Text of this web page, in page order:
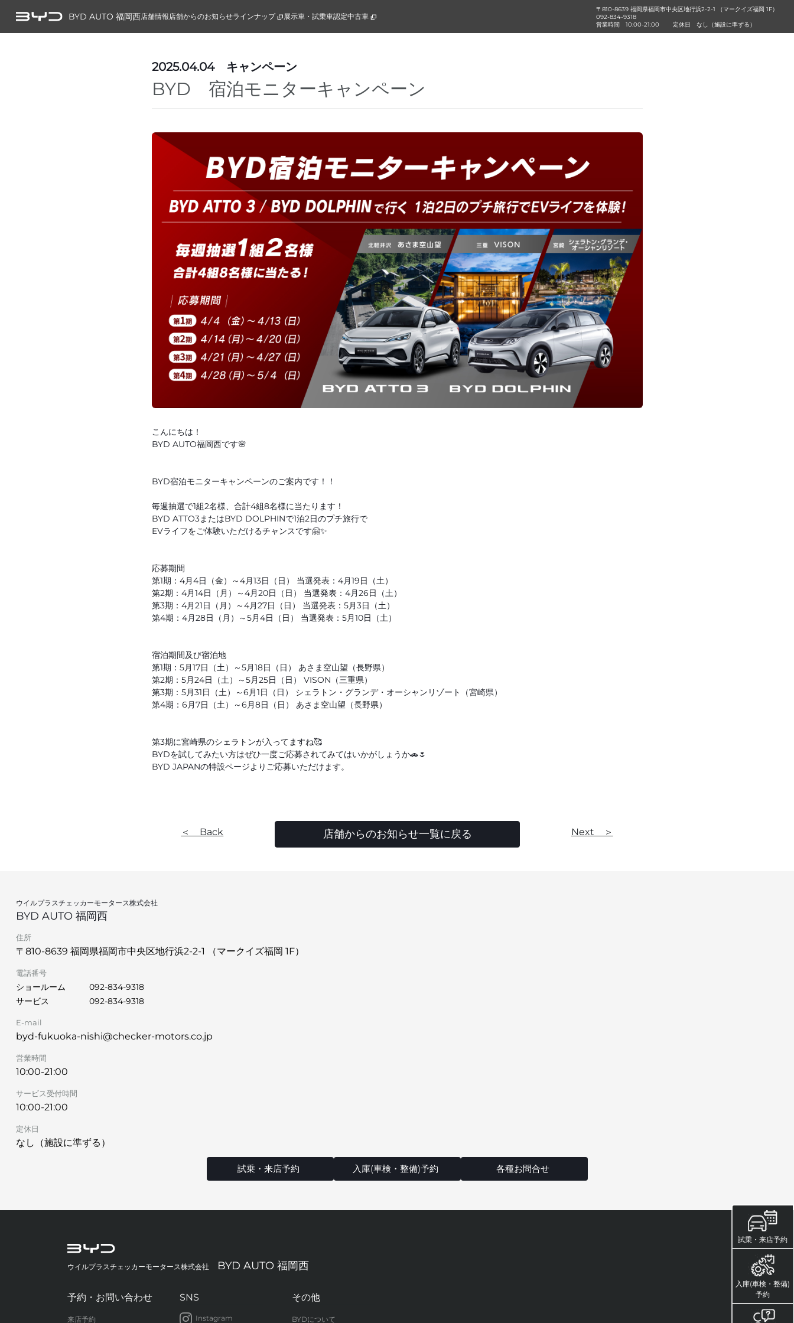
BYD AUTO 福岡西店舗情報店舗からのお知らせラインナップ 展示車・試乗車認定中古車
〒810-8639 福岡県福岡市中央区地行浜2-2-1 （マークイズ福岡 1F）
092-834-9318
営業時間
10:00-21:00 定休日 なし（施設に準ずる）
試乗・来店予約
入庫(車検・整備)
予約
2025.04.04 キャンペーン
BYD 宿泊モニターキャンペーン
こんにちは！
BYD AUTO福岡西です🌸
BYD宿泊モニターキャンペーンのご案内です！！
毎週抽選で1組2名様、合計4組8名様に当たります！
BYD ATTO3またはBYD DOLPHINで1泊2日のプチ旅行で
EVライフをご体験いただけるチャンスです🤗✨
応募期間
第1期：4月4日（金）～4月13日（日） 当選発表：4月19日（土）
第2期：4月14日（月）～4月20日（日） 当選発表：4月26日（土）
第3期：4月21日（月）～4月27日（日） 当選発表：5月3日（土）
第4期：4月28日（月）～5月4日（日） 当選発表：5月10日（土）
宿泊期間及び宿泊地
第1期：5月17日（土）～5月18日（日） あさま空山望（長野県）
第2期：5月24日（土）～5月25日（日） VISON（三重県）
第3期：5月31日（土）～6月1日（日） シェラトン・グランデ・オーシャンリゾート（宮崎県）
第4期：6月7日（土）～6月8日（日） あさま空山望（長野県）
第3期に宮崎県のシェラトンが入ってますね🥰
BYDを試してみたい方はぜひ一度ご応募されてみてはいかがしょうか🚗🌷
BYD JAPANの特設ページよりご応募いただけます。
＜ Back 店舗からのお知らせ一覧に戻る Next ＞
ウイルプラスチェッカーモータース株式会社
BYD AUTO 福岡西
住所
〒810-8639 福岡県福岡市中央区地行浜2-2-1 （マークイズ福岡 1F）
電話番号
ショールーム
092-834-9318
サービス
092-834-9318
E-mail
byd-fukuoka-nishi@checker-motors.co.jp
営業時間
10:00-21:00
サービス受付時間
10:00-21:00
定休日
なし（施設に準ずる）
試乗・来店予約 入庫(車検・整備)予約 各種お問合せ
ウイルプラスチェッカーモータース株式会社 BYD AUTO 福岡西
予約・お問い合わせ
来店予約
SNS
Instagram
その他
BYDについて